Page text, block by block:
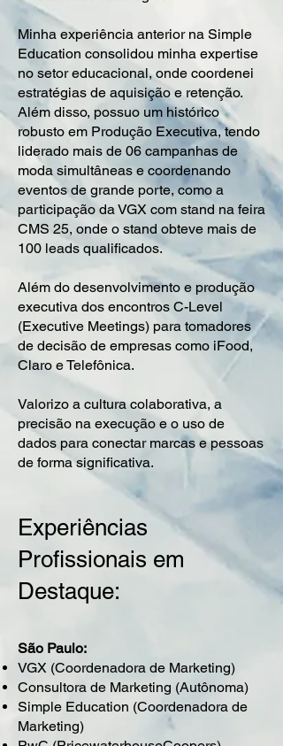
Minha experiência anterior na Simple
Education consolidou minha expertise
no setor educacional, onde coordenei
estratégias de aquisição e retenção.
Além disso, possuo um histórico
robusto em Produção Executiva, tendo
liderado mais de 06 campanhas de
moda simultâneas e coordenando
eventos de grande porte, como a
participação da VGX com stand na feira
CMS 25, onde o stand obteve mais de
100 leads qualificados.
Além do desenvolvimento e produção
executiva dos encontros C-Level
(Executive Meetings) para tomadores
de decisão de empresas como iFood,
Claro e Telefônica.
Valorizo a cultura colaborativa, a
precisão na execução e o uso de
dados para conectar marcas e pessoas
de forma significativa.
Experiências
Profissionais em
Destaque:
São Paulo:
VGX (Coordenadora de Marketing)
Consultora de Marketing (Autônoma)
Simple Education (Coordenadora de
Marketing)